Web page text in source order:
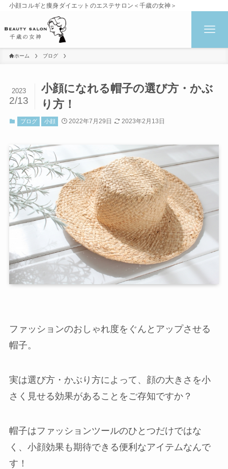
小顔コルギと痩身ダイエットのエステサロン＜千歳の女神＞
ホーム ブログ
小顔になれる帽子の選び方・かぶ
り方！
2023
2/13
ブログ 小顔 2022年7月29日 2023年2月13日
ファッションのおしゃれ度をぐんとアップさせる
帽子。
実は選び方・かぶり方によって、顔の大きさを小
さく見せる効果があることをご存知ですか？
帽子はファッションツールのひとつだけではな
く、小顔効果も期待できる便利なアイテムなんで
す！
店舗一覧
西尾本店